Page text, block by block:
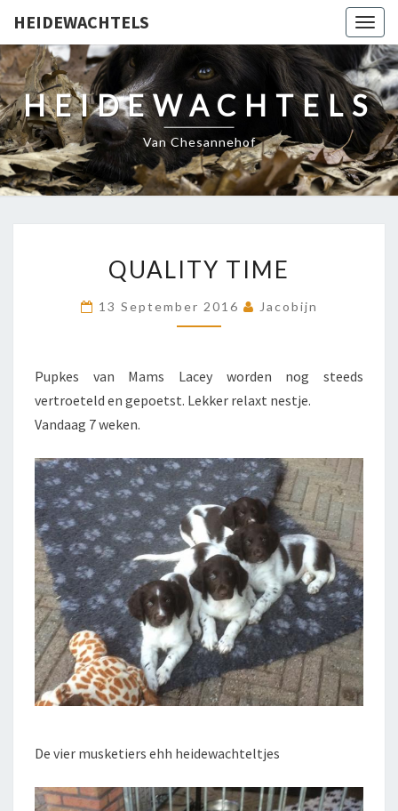
HEIDEWACHTELS
HEIDEWACHTELS
Van Chesannehof
TIME
QUALITY TIME
13 September 2016 Jacobijn
Pupkes van Mams Lacey worden nog steeds
vertroeteld en gepoetst. Lekker relaxt nestje.
Vandaag 7 weken.
De vier musketiers ehh heidewachteltjes